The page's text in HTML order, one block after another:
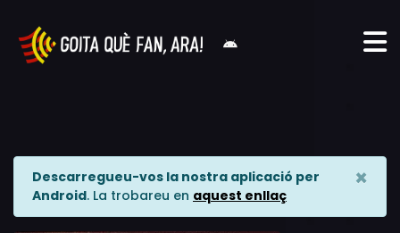
Descarregueu-vos la nostra aplicació per
Android. La trobareu en aquest enllaç
×